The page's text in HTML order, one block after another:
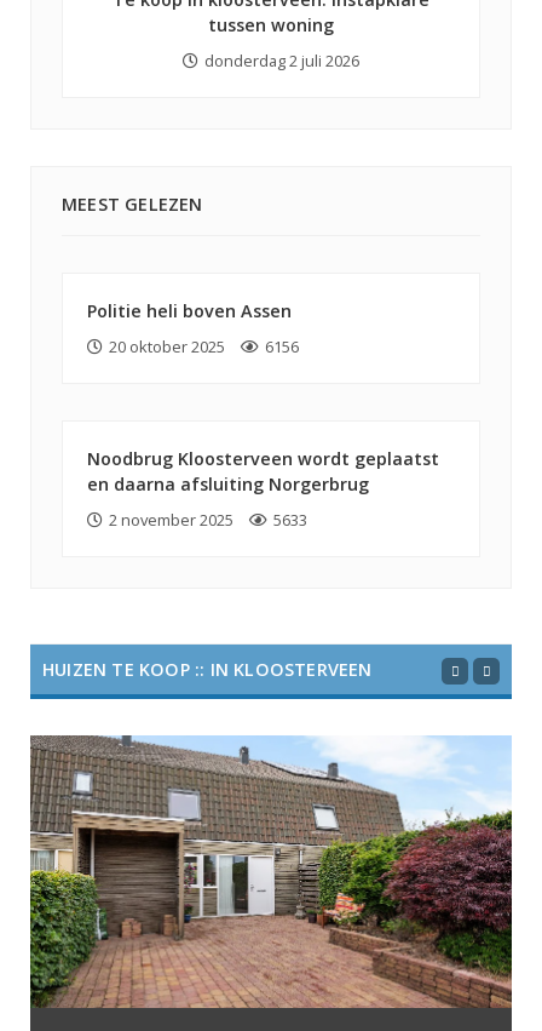
tussen woning
donderdag 2 juli 2026
MEEST GELEZEN
Politie heli boven Assen
20 oktober 2025 6156
Noodbrug Kloosterveen wordt geplaatst
en daarna afsluiting Norgerbrug
2 november 2025 5633
HUIZEN TE KOOP :: IN KLOOSTERVEEN